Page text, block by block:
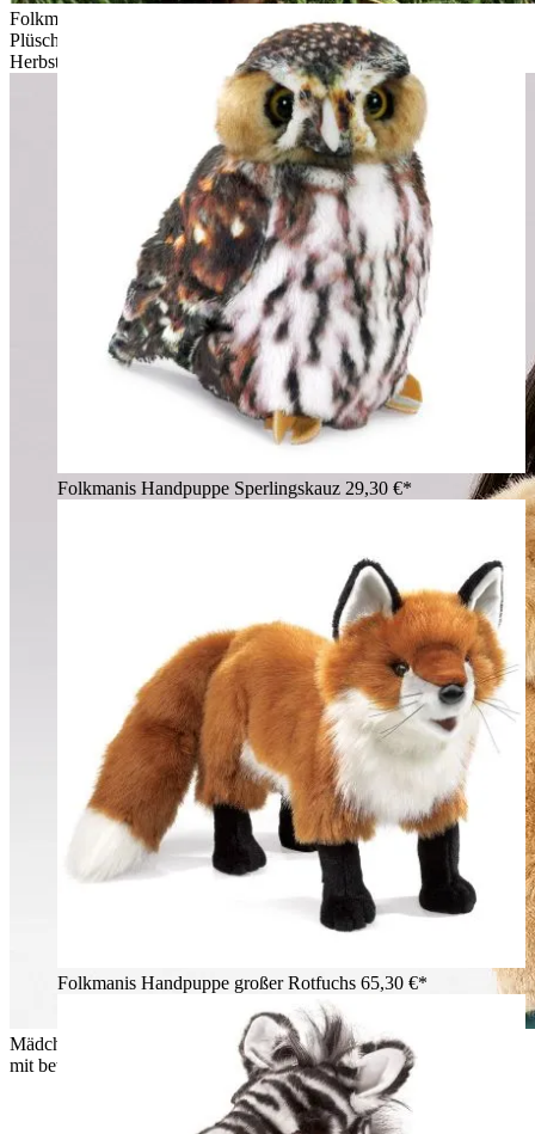
Folkmanis Handpuppe Golden Retriever Welpe in goldenem
Plüsch, aus einem Weidenkorb lugend, umgeben von
Herbstlaub
Mädchen hält Folkmanis Handpuppe Golden Retriever Welpe
mit beweglichem Maul in goldfarbenem Plüsch im Arm
Folkmanis Handpuppe Sperlingskauz 29,30 €*
Folkmanis Handpuppe großer Rotfuchs 65,30 €*